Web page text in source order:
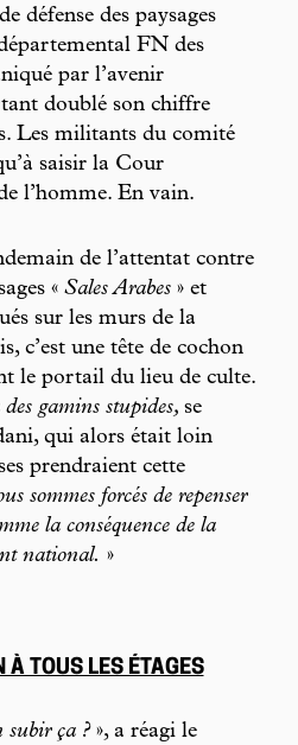
défense des paysages
FN des
par l’avenir
doublé son chiffre
Les militants du comité
saisir la Cour
l’homme. En vain.
de l’attentat contre
« Sales Arabes » et
sur les murs de la
c’est une tête de cochon
le portail du lieu de culte.
gamins stupides, se
qui alors était loin
prendraient cette
sommes forcés de repenser
la conséquence de la
national. »
À TOUS LES ÉTAGES
subir ça ?», a réagi le